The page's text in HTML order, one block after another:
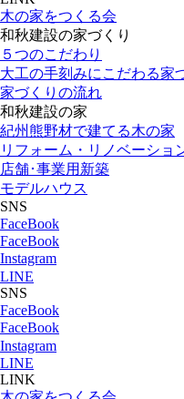
木の家をつくる会
和秋建設の家づくり
５つのこだわり
大工の手刻みにこだわる家
家づくりの流れ
和秋建設の家
紀州熊野材で建てる木の家
リフォーム・リノベーショ
店舗･事業用新築
モデルハウス
SNS
FaceBook
FaceBook
Instagram
LINE
SNS
FaceBook
FaceBook
Instagram
LINE
LINK